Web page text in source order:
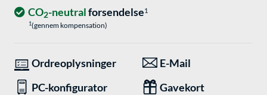
CO2-neutralforsendelse1
1(gennem kompensation)
Ordreoplysninger
E-Mail
PC-konfigurator
Gavekort